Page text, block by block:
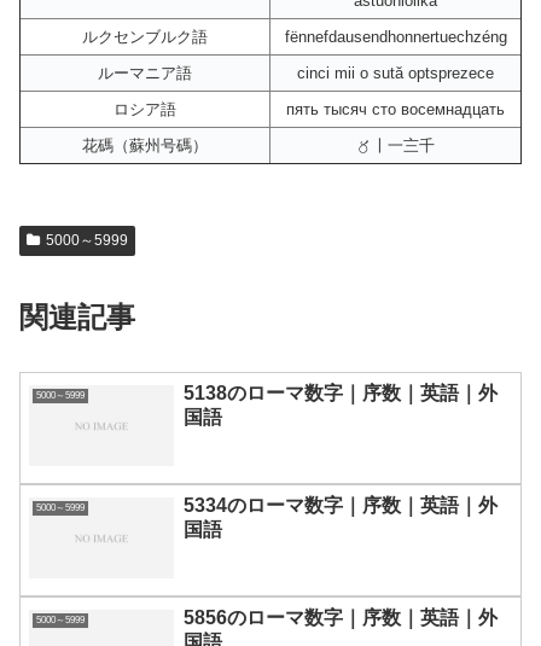
ルクセンブルク語
fënnefdausendhonnertuechzéng
ルーマニア語
cinci mii o sută optsprezece
ロシア語
пять тысяч сто восемнадцать
花碼（蘇州号碼）
〥〡一〨千
5000～5999
関連記事
5000～5999
5138のローマ数字｜序数｜英語｜外
国語
5000～5999
5334のローマ数字｜序数｜英語｜外
国語
5000～5999
5856のローマ数字｜序数｜英語｜外
国語